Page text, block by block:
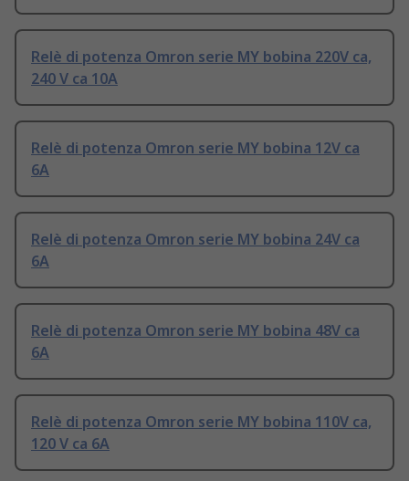
Relè di potenza Omron serie MY bobina 220V ca,
240 V ca 10A
Relè di potenza Omron serie MY bobina 12V ca
6A
Relè di potenza Omron serie MY bobina 24V ca
6A
Relè di potenza Omron serie MY bobina 48V ca
6A
Relè di potenza Omron serie MY bobina 110V ca,
120 V ca 6A